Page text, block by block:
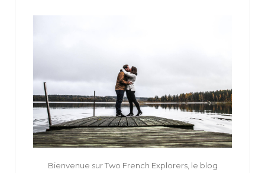
Bienvenue sur Two French Explorers, le blog